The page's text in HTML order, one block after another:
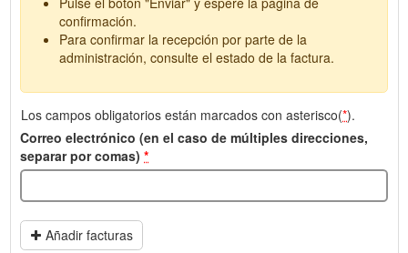
confirmación.
Para confirmar la recepción por parte de la
administración, consulte el estado de la factura.
Los campos obligatorios están marcados con asterisco(*).
Correo electrónico (en el caso de múltiples direcciones,
separar por comas) *
Añadir facturas